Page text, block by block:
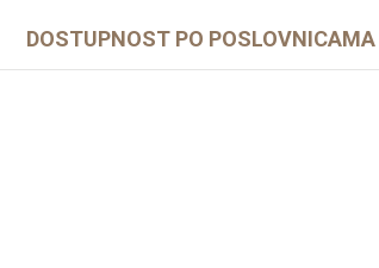
DOSTUPNOST PO POSLOVNICAMA